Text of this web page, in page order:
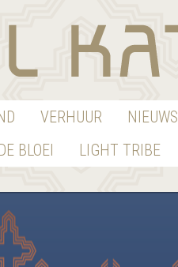
VERHUUR NIEUWS
BLOEI LIGHT TRIBE